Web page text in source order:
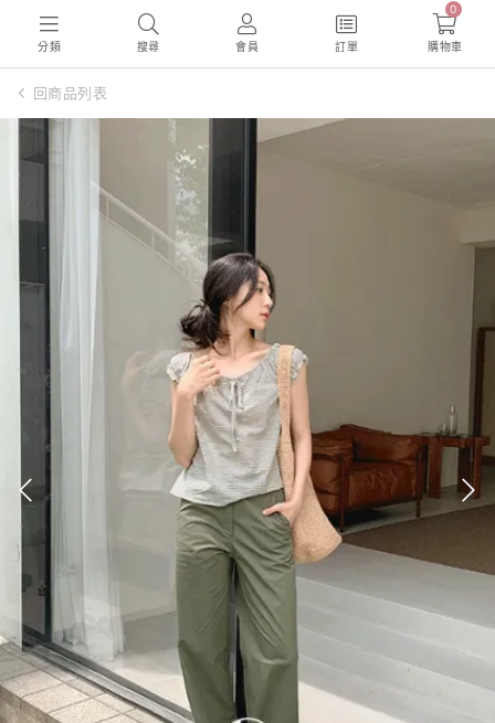
分類 搜尋 會員 訂單
0
購物車
回商品列表